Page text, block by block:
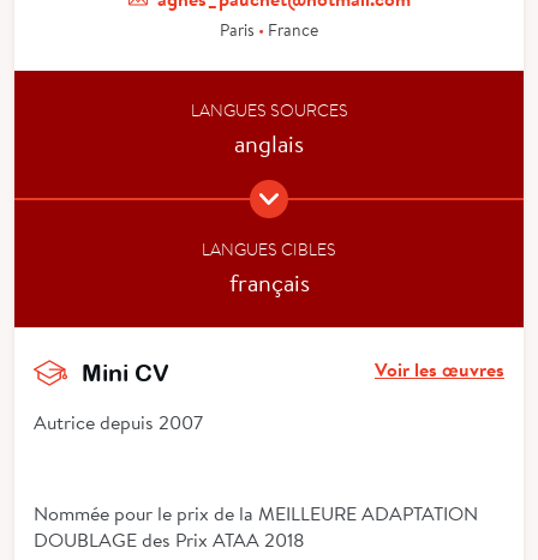
Paris • France
LANGUES SOURCES
anglais
LANGUES CIBLES
français
Mini CV Voir les œuvres
Autrice depuis 2007
Nommée pour le prix de la MEILLEURE ADAPTATION
DOUBLAGE des Prix ATAA 2018